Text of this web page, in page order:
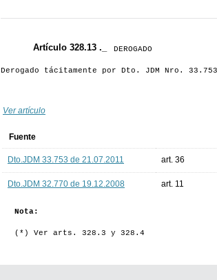
Artículo 328.13 ._ DEROGADO
Derogado tácitamente por Dto. JDM Nro.
Ver artículo
Fuente
Dto.JDM 33.753 de 21.07.2011 art. 36
Dto.JDM 32.770 de 19.12.2008 art. 11
Nota:
(*) Ver arts. 328.3 y 328.4